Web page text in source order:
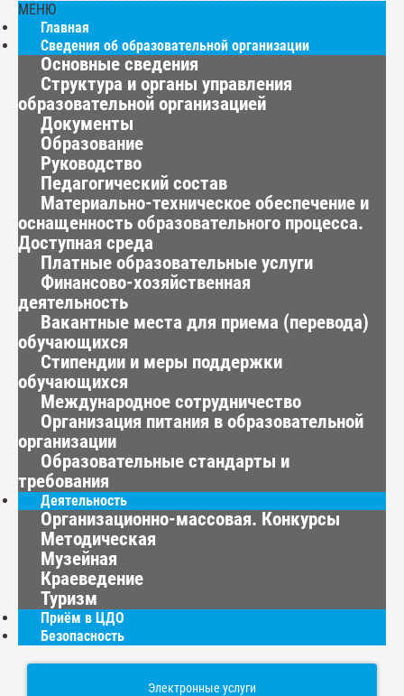
МЕНЮ
Главная
Сведения об образовательной организации
Основные сведения
Структура и органы управления
образовательной организацией
Документы
Образование
Руководство
Педагогический состав
Материально-техническое обеспечение и
оснащенность образовательного процесса.
Доступная среда
Платные образовательные услуги
Финансово-хозяйственная
деятельность
Вакантные места для приема (перевода)
обучающихся
Стипендии и меры поддержки
обучающихся
Международное сотрудничество
Организация питания в образовательной
организации
Образовательные стандарты и
требования
Деятельность
Организационно-массовая. Конкурсы
Методическая
Музейная
Краеведение
Туризм
Приём в ЦДО
Безопасность
Электронные услуги